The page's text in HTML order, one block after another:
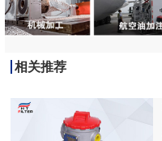
相关推荐